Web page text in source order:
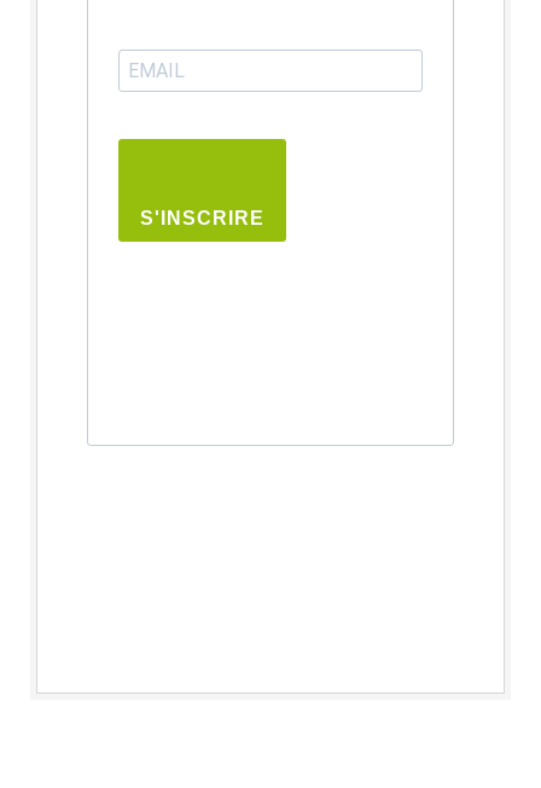
S'INSCRIRE